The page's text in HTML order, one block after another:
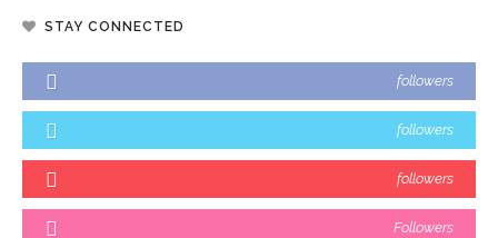
STAY CONNECTED
followers
followers
followers
Followers